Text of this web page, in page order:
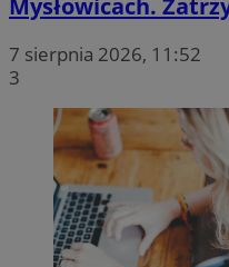
7 sierpnia 2026, 11:52
3